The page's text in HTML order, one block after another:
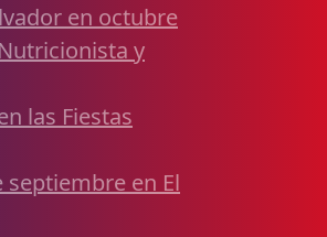
en octubre
y
las Fiestas
septiembre en El